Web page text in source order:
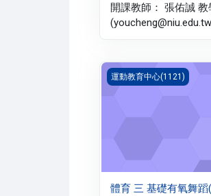
開課教師： 張佑誠
體育 三 基礎有氧舞蹈
運動教育中心(1121)
體育 三 基礎有氧舞蹈